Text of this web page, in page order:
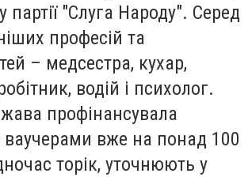
партії "Слуга Народу". Серед
професій та
– медсестра, кухар,
водій і психолог.
профінансувала
ваучерами вже на понад 100
торік, уточнюють у